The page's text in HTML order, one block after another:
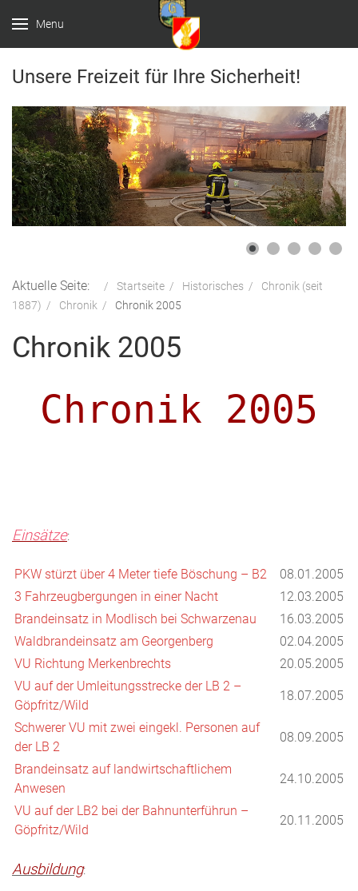
Menu
Unsere Freizeit für Ihre Sicherheit!
Aktuelle Seite: Startseite Historisches
Chronik (seit
1887)
Chronik Chronik 2005
Chronik 2005
Chronik 2005
Einsätze:
PKW stürzt über 4 Meter tiefe Böschung – B2
08.01.2005
3 Fahrzeugbergungen in einer Nacht
12.03.2005
Brandeinsatz in Modlisch bei Schwarzenau
16.03.2005
Waldbrandeinsatz am Georgenberg
02.04.2005
VU Richtung Merkenbrechts
20.05.2005
VU auf der Umleitungsstrecke der LB 2 –
Göpfritz/Wild
18.07.2005
Schwerer VU mit zwei eingekl. Personen auf
der LB 2
08.09.2005
Brandeinsatz auf landwirtschaftlichem
Anwesen
24.10.2005
VU auf der LB2 bei der Bahnunterführun –
Göpfritz/Wild
20.11.2005
Ausbildung: